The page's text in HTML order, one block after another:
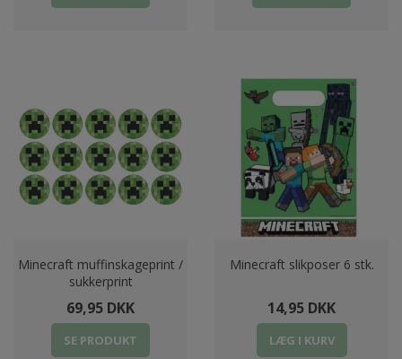
Minecraft muffinskageprint /
sukkerprint
69,95 DKK
SE PRODUKT
Minecraft slikposer 6 stk.
14,95 DKK
LÆG I KURV